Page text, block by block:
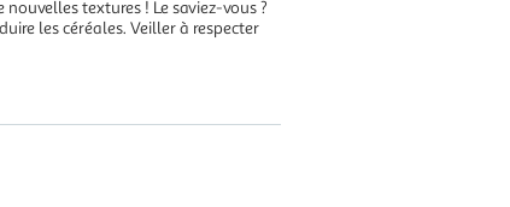
textures ! Le saviez-vous ?
les céréales. Veiller à respecter